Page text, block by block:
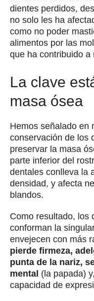
dientes perdidos,
no solo les ha
como no poder
alimentos por las
que ha contribuido a
La clave
masa ósea
Hemos señalado en
conservación de los
preservar la masa
parte inferior del
dentales conlleva la
densidad, y afecta
blandos.
Como resultado, los
conforman la
envejecen con más
pierde firmeza,
punta de la nariz,
mental (la papada)
capacidad de